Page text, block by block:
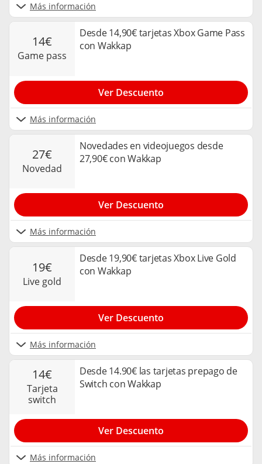
Más información
14€
game pass
Desde 14,90€ tarjetas Xbox Game Pass
con Wakkap
Más información
Ver Descuento
27€
novedad
Novedades en videojuegos desde
27,90€ con Wakkap
Más información
Ver Descuento
19€
live gold
Desde 19,90€ tarjetas Xbox Live Gold
con Wakkap
Más información
Ver Descuento
14€
tarjeta
switch
Desde 14.90€ las tarjetas prepago de
Switch con Wakkap
Más información
Ver Descuento